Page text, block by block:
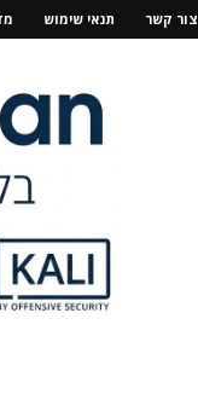
צור קשר תנאי שימוש